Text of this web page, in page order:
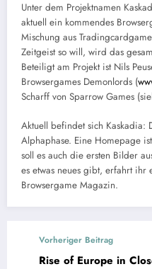
Unter dem Projektnamen
aktuell ein kommendes
Mischung aus
Zeitgeist so will, wird das
Beteiligt am Projekt ist Nils
Browsergames Demonlords (
Scharff von Sparrow Games
Aktuell befindet sich Kaskadia:
Alphaphase. Eine Homepage
soll es auch die ersten Bilder
es etwas neues gibt, erfahrt ihr
Browsergame Magazin.
Vorheriger Beitrag
Rise of Europe in